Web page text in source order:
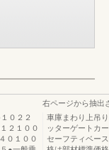
０２２
２１００
０１００
右ページから抽出
車庫まわり上吊
ッターゲートカ
セーフティベー